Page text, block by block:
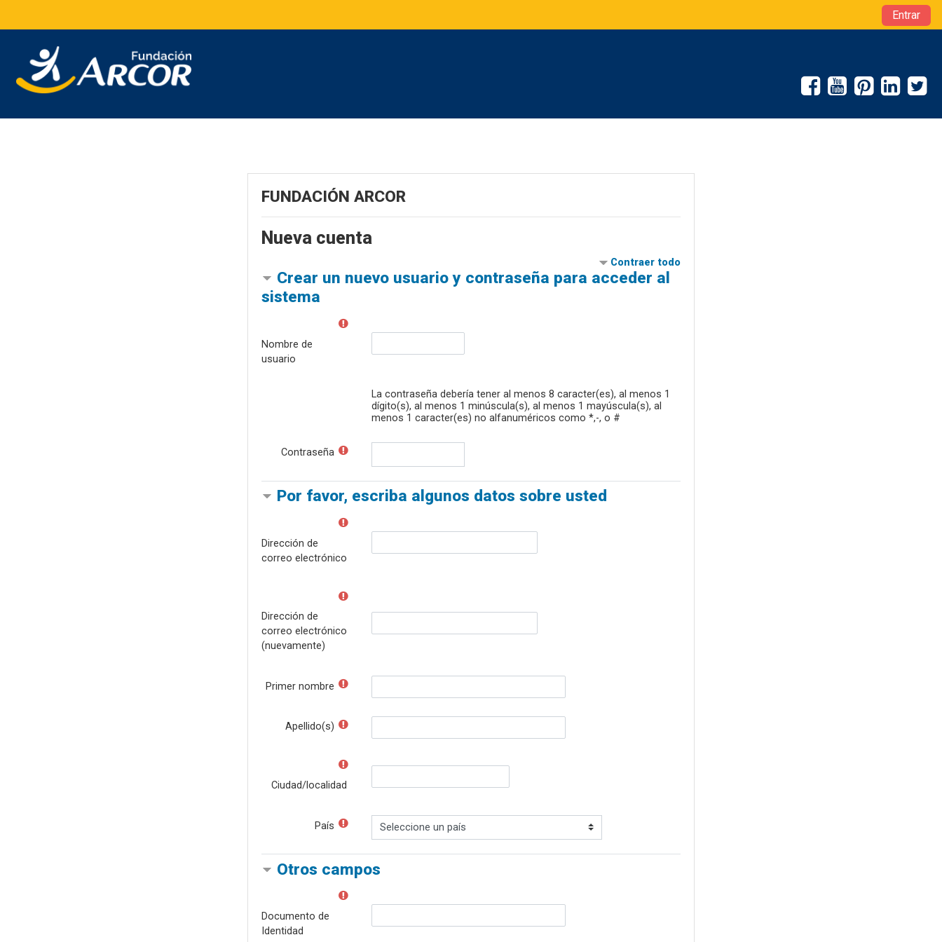
Entrar
FUNDACIÓN ARCOR
Nueva cuenta
Contraer todo
Crear un nuevo usuario y contraseña para acceder al
sistema
Nombre de
usuario
La contraseña debería tener al menos 8 caracter(es), al menos 1
dígito(s), al menos 1 minúscula(s), al menos 1 mayúscula(s), al
menos 1 caracter(es) no alfanuméricos como *,-, o #
Contraseña
Por favor, escriba algunos datos sobre usted
Dirección de
correo electrónico
Dirección de
correo electrónico
(nuevamente)
Primer nombre
Apellido(s)
Ciudad/localidad
País
Otros campos
Documento de
Identidad